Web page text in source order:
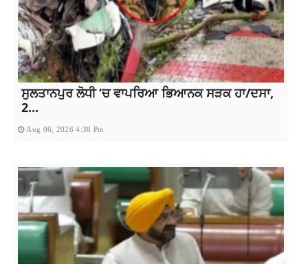
ਸੁਲਤਾਨਪੁਰ ਲੋਧੀ ‘ਚ ਵਾਪਰਿਆ ਭਿਆਨਕ ਸੜਕ ਹਾ/ਦਸਾ,
2...
Aug 06, 2026 4:38 Pm